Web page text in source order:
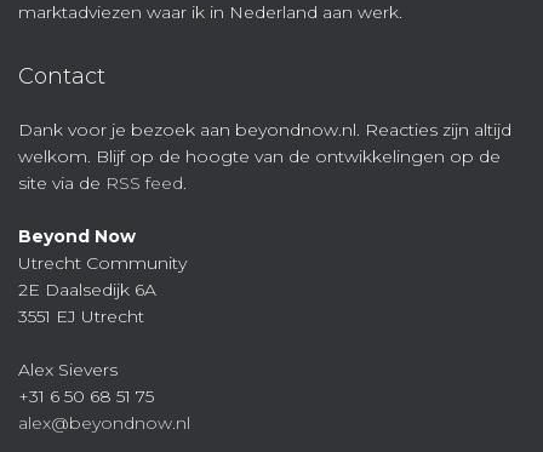
marktadviezen waar ik in Nederland aan werk.
Contact
Dank voor je bezoek aan beyondnow.nl. Reacties zijn altijd
welkom. Blijf op de hoogte van de ontwikkelingen op de
site via de RSS feed.
Beyond Now
Utrecht Community
2E Daalsedijk 6A
3551 EJ Utrecht
Alex Sievers
+31 6 50 68 51 75
alex@beyondnow.nl